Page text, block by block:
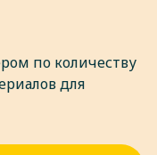
по количеству
для